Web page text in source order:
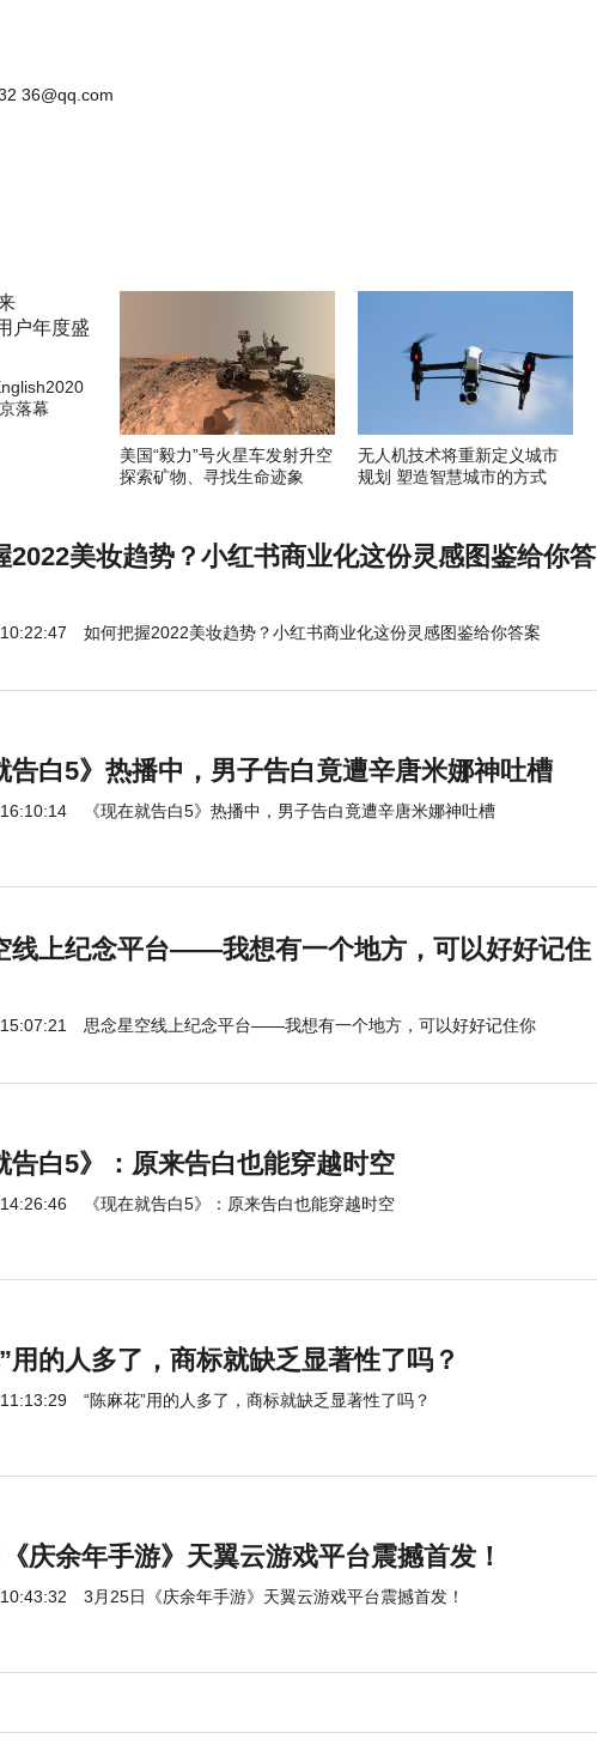
36@qq.com
落幕
美国“毅力”号火星车发射升空
探索矿物、寻找生命迹象
无人机技术将重新定义城市
规划 塑造智慧城市的方式
2022美妆趋势？小红书商业化这份灵感图鉴给你答
如何把握2022美妆趋势？小红书商业化这份灵感图鉴给你答案
告白5》热播中，男子告白竟遭辛唐米娜神吐槽
《现在就告白5》热播中，男子告白竟遭辛唐米娜神吐槽
线上纪念平台——我想有一个地方，可以好好记住
思念星空线上纪念平台——我想有一个地方，可以好好记住你
告白5》：原来告白也能穿越时空
《现在就告白5》：原来告白也能穿越时空
用的人多了，商标就缺乏显著性了吗？
“陈麻花”用的人多了，商标就缺乏显著性了吗？
庆余年手游》天翼云游戏平台震撼首发！
3月25日《庆余年手游》天翼云游戏平台震撼首发！